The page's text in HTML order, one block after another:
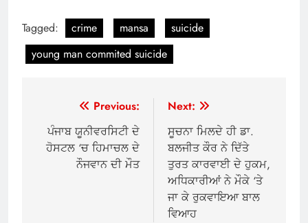
Tagged: crime mansa
suicide
young man commited suicide
navigation
Previous:
ਪੰਜਾਬ ਯੂਨੀਵਰਸਿਟੀ ਦੇ
ਹੋਸਟਲ ‘ਚ ਹਿਮਾਚਲ ਦੇ
ਨੌਜਵਾਨ ਦੀ ਮੌਤ
Next:
ਸੂਚਨਾ ਮਿਲਦੇ ਹੀ ਡਾ.
ਬਲਜੀਤ ਕੌਰ ਨੇ ਦਿੱਤੇ
ਤੁਰਤ ਕਾਰਵਾਈ ਦੇ ਹੁਕਮ,
ਅਧਿਕਾਰੀਆਂ ਨੇ ਮੌਕੇ ‘ਤੇ
ਜਾ ਕੇ ਰੁਕਵਾਇਆ ਬਾਲ
ਵਿਆਹ